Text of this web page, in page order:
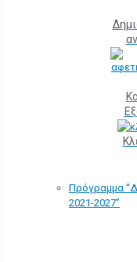
Πρόγραμμα
2021-2027”